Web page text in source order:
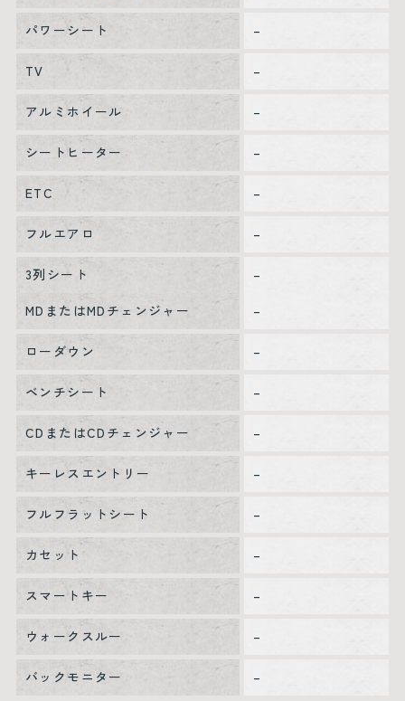
パワーシート –
TV –
アルミホイール –
シートヒーター –
ETC –
フルエアロ –
3列シート
–
MDまたはMDチェンジャー
–
ローダウン –
ベンチシート –
CDまたはCDチェンジャー –
キーレスエントリー –
フルフラットシート –
カセット –
スマートキー –
ウォークスルー –
バックモニター –